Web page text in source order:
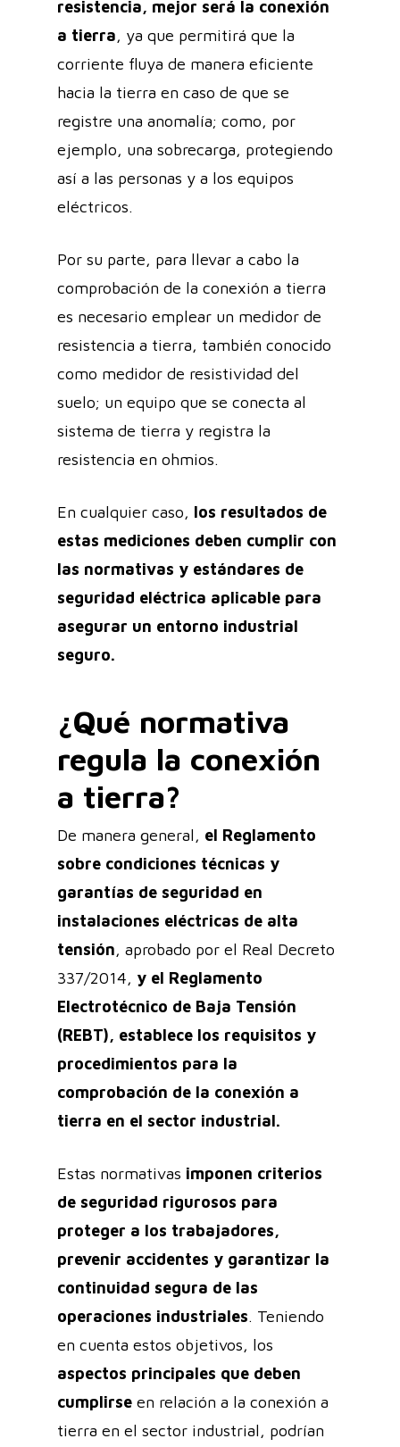
resistencia, mejor será la conexión
a tierra, ya que permitirá que la
corriente fluya de manera eficiente
hacia la tierra en caso de que se
registre una anomalía; como, por
ejemplo, una sobrecarga, protegiendo
así a las personas y a los equipos
eléctricos.
Por su parte, para llevar a cabo la
comprobación de la conexión a tierra
es necesario emplear un medidor de
resistencia a tierra, también conocido
como medidor de resistividad del
suelo; un equipo que se conecta al
sistema de tierra y registra la
resistencia en ohmios.
En cualquier caso, los resultados de
estas mediciones deben cumplir con
las normativas y estándares de
seguridad eléctrica aplicable para
asegurar un entorno industrial
seguro.
¿Qué normativa
regula la conexión
a tierra?
De manera general, el Reglamento
sobre condiciones técnicas y
garantías de seguridad en
instalaciones eléctricas de alta
tensión, aprobado por el Real Decreto
337/2014, y el Reglamento
Electrotécnico de Baja Tensión
(REBT), establece los requisitos y
procedimientos para la
comprobación de la conexión a
tierra en el sector industrial.
Estas normativas imponen criterios
de seguridad rigurosos para
proteger a los trabajadores,
prevenir accidentes y garantizar la
continuidad segura de las
operaciones industriales. Teniendo
en cuenta estos objetivos, los
aspectos principales que deben
cumplirse en relación a la conexión a
tierra en el sector industrial, podrían